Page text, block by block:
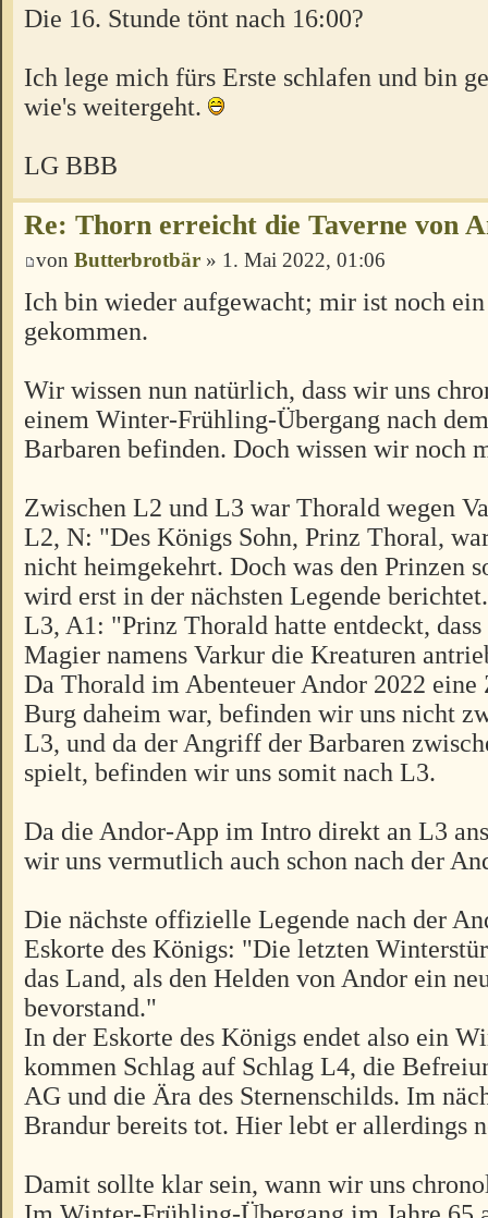
Die 16. Stunde tönt nach 16:00?
Ich lege mich fürs Erste schlafen und bin
wie's weitergeht.
LG BBB
Re: Thorn erreicht die Taverne von
von Butterbrotbär » 1. Mai 2022, 01:06
Ich bin wieder aufgewacht; mir ist noch ein
gekommen.
Wir wissen nun natürlich, dass wir uns
einem Winter-Frühling-Übergang nach
Barbaren befinden. Doch wissen wir noch
Zwischen L2 und L3 war Thorald wegen
L2, N: "Des Königs Sohn, Prinz Thoral,
nicht heimgekehrt. Doch was den Prinzen
wird erst in der nächsten Legende
L3, A1: "Prinz Thorald hatte entdeckt,
Magier namens Varkur die Kreaturen
Da Thorald im Abenteuer Andor 2022
Burg daheim war, befinden wir uns nicht
L3, und da der Angriff der Barbaren
spielt, befinden wir uns somit nach L3.
Da die Andor-App im Intro direkt an L3
wir uns vermutlich auch schon nach der
Die nächste offizielle Legende nach der
Eskorte des Königs: "Die letzten
das Land, als den Helden von Andor ein
bevorstand."
In der Eskorte des Königs endet also ein
kommen Schlag auf Schlag L4, die
AG und die Ära des Sternenschilds. Im
Brandur bereits tot. Hier lebt er allerdings
Damit sollte klar sein, wann wir uns